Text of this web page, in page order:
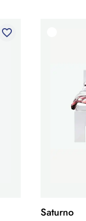
favorite_border
Saturno